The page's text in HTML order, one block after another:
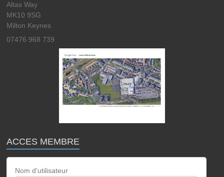
Altas Way
MK10 9SG
Milton Keynes
07476 968 739
ACCES MEMBRE
Nom d'utilisateur